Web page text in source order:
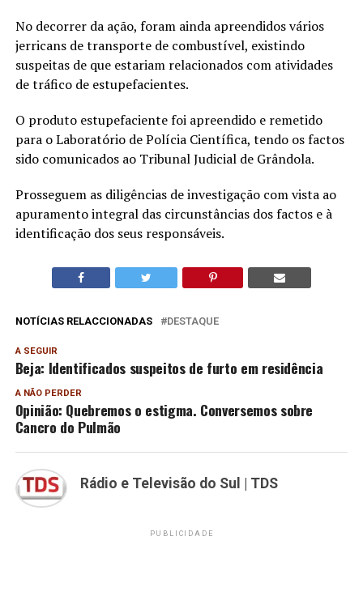
No decorrer da ação, foram ainda apreendidos vários
jerricans de transporte de combustível, existindo
suspeitas de que estariam relacionados com atividades
de tráfico de estupefacientes.
O produto estupefaciente foi apreendido e remetido
para o Laboratório de Polícia Científica, tendo os factos
sido comunicados ao Tribunal Judicial de Grândola.
Prosseguem as diligências de investigação com vista ao
apuramento integral das circunstâncias dos factos e à
identificação dos seus responsáveis.
NOTÍCIAS RELACCIONADAS DESTAQUE
A SEGUIR
Beja: Identificados suspeitos de furto em residência
A NÃO PERDER
Opinião: Quebremos o estigma. Conversemos sobre
Cancro do Pulmão
Rádio e Televisão do Sul | TDS
PUBLICIDADE